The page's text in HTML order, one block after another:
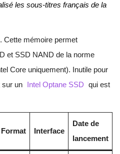
les sous-titres français de la
Cette mémoire permet
et SSD NAND de la norme
Core uniquement). Inutile pour
sur un Intel Optane SSD qui est
Format Interface
Date de
lancement